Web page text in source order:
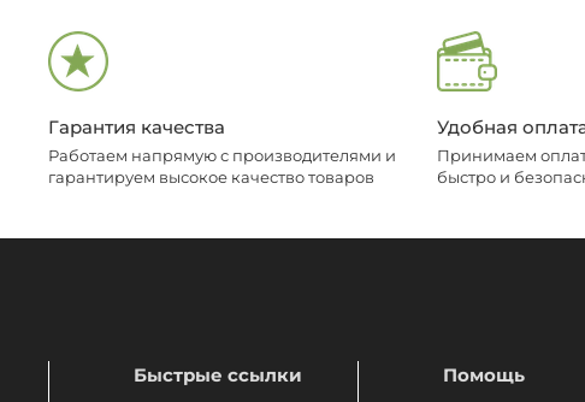
Гарантия качества
Работаем напрямую с производителями и
гарантируем высокое качество товаров
Удобная
Принимаем
быстро и
Быстрые ссылки Помощь